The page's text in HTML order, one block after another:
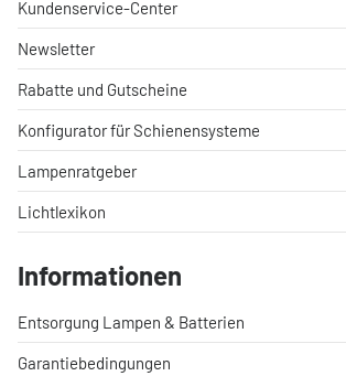
Kundenservice-Center
Newsletter
Rabatte und Gutscheine
Konfigurator für Schienensysteme
Lampenratgeber
Lichtlexikon
Informationen
Entsorgung Lampen & Batterien
Garantiebedingungen